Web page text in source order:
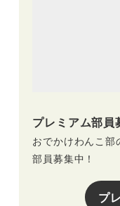
プレミアム部員
おでかけわんこ部
部員募集中！
プ